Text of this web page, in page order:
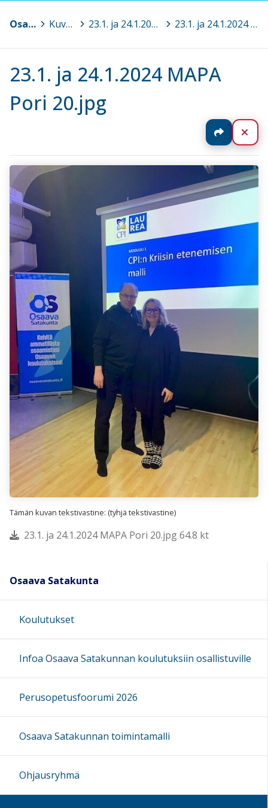
Osaava Satakunta Kuvagalleria > 23.1. ja 24.1.2024 Turvalliset toimintamallit MAPA® Perusteet, Pori 23.1. ja 24.1.2024 MAPA Pori 20.jpg
23.1. ja 24.1.2024 MAPA
Pori 20.jpg
Jaa
Tämän kuvan tekstivastine: (tyhjä tekstivastine)
23.1. ja 24.1.2024 MAPA Pori 20.jpg 64.8 kt
Osaava Satakunta
Koulutukset
Infoa Osaava Satakunnan koulutuksiin osallistuville
Perusopetusfoorumi 2026
Osaava Satakunnan toimintamalli
Ohjausryhmä